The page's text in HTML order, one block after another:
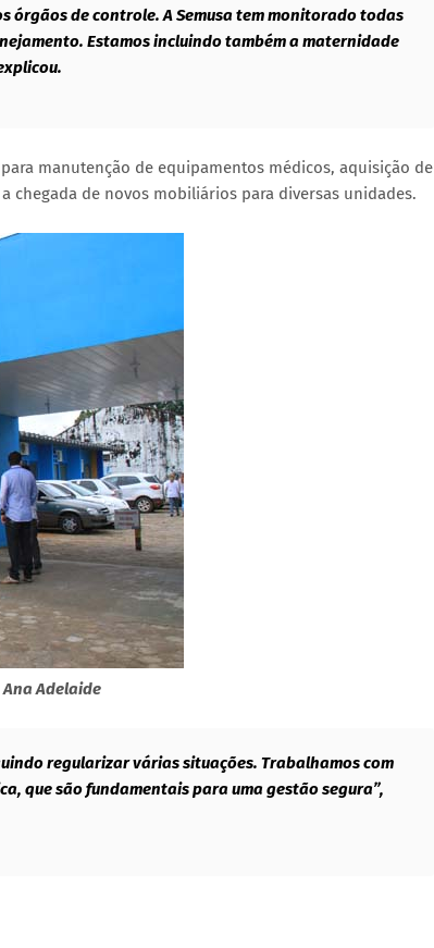
órgãos de controle. A Semusa tem monitorado todas
Estamos incluindo também a maternidade
manutenção de equipamentos médicos, aquisição de
chegada de novos mobiliários para diversas unidades.
Adelaide
regularizar várias situações. Trabalhamos com
que são fundamentais para uma gestão segura”,